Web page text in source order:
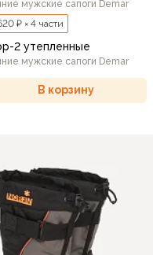
мужские сапоги Demar
₽ × 4 части
2 утепленные
мужские сапоги Demar
В корзину